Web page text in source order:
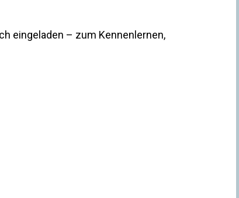
eingeladen – zum Kennenlernen,